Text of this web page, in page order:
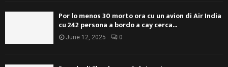
Por lo menos 30 morto ora cu un avion di Air India
cu 242 persona a bordo a cay cerca...
June 12, 2025 0